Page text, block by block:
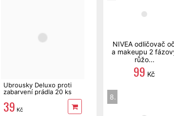
Ubrousky Deluxo proti
zabarvení prádla 20 ks
39 Kč
NIVEA odličovač
a makeupu 2
růžo...
99 Kč
8.